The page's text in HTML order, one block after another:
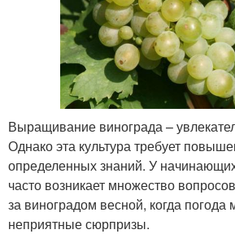
Выращивание винограда –
Однако эта культура требует
определенных знаний. У
часто возникает множество
за виноградом весной, когда погода
неприятные сюрпризы.